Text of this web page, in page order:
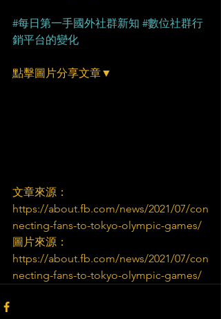
#每日第一手國外社群新知 #數位社群行
銷平台的變化
點擊圖片分享文章▼
文章來源：
https://about.fb.com/news/2021/07/con
necting-fans-to-tokyo-olympic-games/
圖片來源：
https://about.fb.com/news/2021/07/con
necting-fans-to-tokyo-olympic-games/